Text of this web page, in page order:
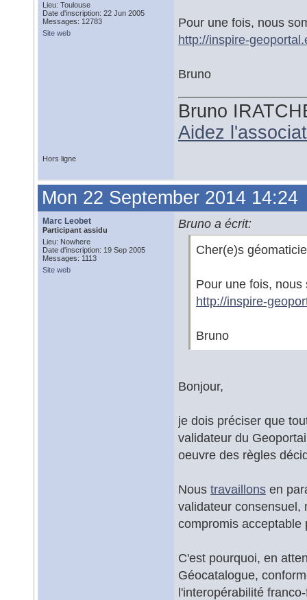
Lieu: Toulouse
Date d'inscription: 22 Jun 2005
Messages: 12783
Site web
Pour une fois, nous
http://inspire-
Bruno
Bruno
Aidez
Hors ligne
Mon 22 September 2014 14:24
Marc Leobet
Participant assidu
Lieu: Nowhere
Date d'inscription: 19 Sep 2005
Messages: 1113
Site web
Bruno a écrit:
Cher(e)s
Pour une fois,
http://inspire-
Bruno
Bonjour,
je dois préciser que
validateur du
oeuvre des règles
Nous travaillons en
validateur consensuel,
compromis acceptable
C'est pourquoi, en
Géocatalogue,
l'interopérabilité